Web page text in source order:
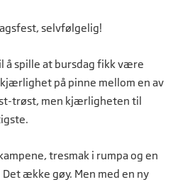
selvfølgelig!
å spille at bursdag fikk være
på pinne mellom en av
trøst, men kjærligheten til
tresmak i rumpa og en
ække gøy. Men med en ny